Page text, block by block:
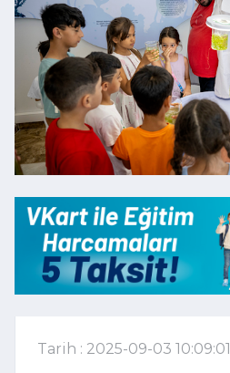
Tarih : 2025-09-03 10:09:01